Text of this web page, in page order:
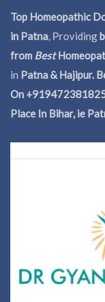
Top Homeopathic
in Patna, Providing
from Best
in Patna & Hajipur.
On
Place In Bihar, ie